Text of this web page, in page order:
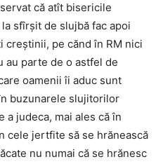
că atît bisericile
sfîrşit de slujbă fac apoi
creştinii, pe cănd în RM nici
au parte de o astfel de
oamenii îi aduc sunt
buzunarele slujitorilor
a judeca, mai ales că în
cele jertfite să se hrănească
nu numai că se hrănesc